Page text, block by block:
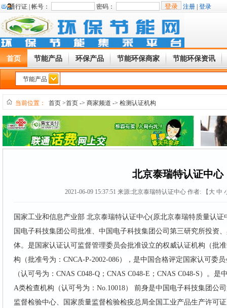
通行证 | 帐号： 密码： 注册 登录
首页 节能产品 环保产品 节能环保商家 节能环保资讯
节能产品
当前位置： 首页 >首页 -> 商家频道 -> 检测认证机构
北京泰瑞特认证中心
2021-06-09 15:37:51 来源:北京泰瑞特认证中心作者: 【 大 中
国家工业和信息产业部 北京泰瑞特认证中心(原北京泰瑞特质量认
国电子科技集团公司批准、中国电子科技集团公司第三研究所投资
体。是国家认证认可监督管理委员会批准设立的权威认证机构（批
构（批准号为：CNCA-P-2002-086），是中国合格评定国家认可委
（认可号为：CNAS C048-Q；CNAS C048-E；CNAS C048-S）。
A类检查机构（认可号为：No.10018） 前身是中国电子科技集团公
监督检验中心、国家质量监督检验检疫总局全国工业产品生产许可